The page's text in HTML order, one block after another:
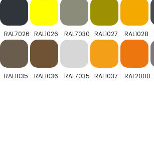
RAL7026 RAL1026 RAL7030 RAL1027 RAL1028
RAL1035 RAL1036 RAL7035 RAL1037 RAL2000